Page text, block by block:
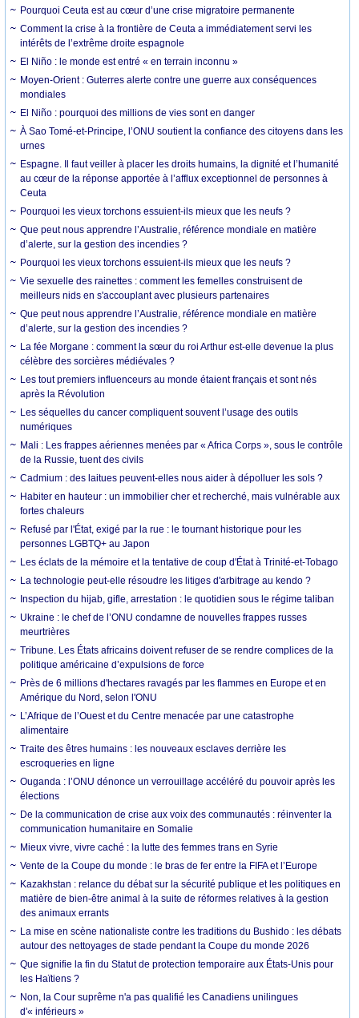
Pourquoi Ceuta est au cœur d’une crise migratoire permanente
Comment la crise à la frontière de Ceuta a immédiatement servi les
intérêts de l’extrême droite espagnole
El Niño : le monde est entré « en terrain inconnu »
Moyen-Orient : Guterres alerte contre une guerre aux conséquences
mondiales
El Niño : pourquoi des millions de vies sont en danger
À Sao Tomé-et-Principe, l’ONU soutient la confiance des citoyens dans les
urnes
Espagne. Il faut veiller à placer les droits humains, la dignité et l’humanité
au cœur de la réponse apportée à l’afflux exceptionnel de personnes à
Ceuta
Pourquoi les vieux torchons essuient-ils mieux que les neufs ?
Que peut nous apprendre l’Australie, référence mondiale en matière
d’alerte, sur la gestion des incendies ?
Pourquoi les vieux torchons essuient-ils mieux que les neufs ?
Vie sexuelle des rainettes : comment les femelles construisent de
meilleurs nids en s'accouplant avec plusieurs partenaires
Que peut nous apprendre l’Australie, référence mondiale en matière
d’alerte, sur la gestion des incendies ?
La fée Morgane : comment la sœur du roi Arthur est-elle devenue la plus
célèbre des sorcières médiévales ?
Les tout premiers influenceurs au monde étaient français et sont nés
après la Révolution
Les séquelles du cancer compliquent souvent l’usage des outils
numériques
Mali : Les frappes aériennes menées par « Africa Corps », sous le contrôle
de la Russie, tuent des civils
Cadmium : des laitues peuvent-elles nous aider à dépolluer les sols ?
Habiter en hauteur : un immobilier cher et recherché, mais vulnérable aux
fortes chaleurs
Refusé par l'État, exigé par la rue : le tournant historique pour les
personnes LGBTQ+ au Japon
Les éclats de la mémoire et la tentative de coup d'État à Trinité-et-Tobago
La technologie peut-elle résoudre les litiges d'arbitrage au kendo ?
Inspection du hijab, gifle, arrestation : le quotidien sous le régime taliban
Ukraine : le chef de l’ONU condamne de nouvelles frappes russes
meurtrières
Tribune. Les États africains doivent refuser de se rendre complices de la
politique américaine d’expulsions de force
Près de 6 millions d'hectares ravagés par les flammes en Europe et en
Amérique du Nord, selon l'ONU
L’Afrique de l’Ouest et du Centre menacée par une catastrophe
alimentaire
Traite des êtres humains : les nouveaux esclaves derrière les
escroqueries en ligne
Ouganda : l’ONU dénonce un verrouillage accéléré du pouvoir après les
élections
De la communication de crise aux voix des communautés : réinventer la
communication humanitaire en Somalie
Mieux vivre, vivre caché : la lutte des femmes trans en Syrie
Vente de la Coupe du monde : le bras de fer entre la FIFA et l’Europe
Kazakhstan : relance du débat sur la sécurité publique et les politiques en
matière de bien-être animal à la suite de réformes relatives à la gestion
des animaux errants
La mise en scène nationaliste contre les traditions du Bushido : les débats
autour des nettoyages de stade pendant la Coupe du monde 2026
Que signifie la fin du Statut de protection temporaire aux États-Unis pour
les Haïtiens ?
Non, la Cour suprême n'a pas qualifié les Canadiens unilingues
d'« inférieurs »